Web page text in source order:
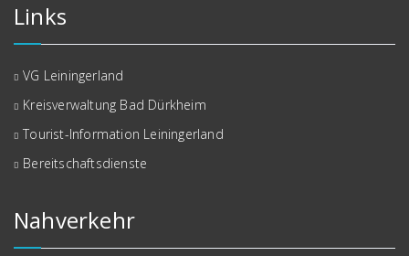
Links
VG Leiningerland
Kreisverwaltung Bad Dürkheim
Tourist-Information Leiningerland
Bereitschaftsdienste
Nahverkehr